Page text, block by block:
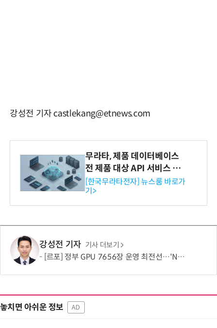
강성전 기자 castlekang@etnews.com
무라타, 제품 데이터베이스
전 제품 대상 API 서비스 제
공…73개 제품 카테고리로
확대
[한국무라타전자] 뉴스룸 바로가
기>
강성전 기자 기사 더보기
[르포] 정부 GPU 7656장 운영 최전선…'NHN 팩토리X' 가보니
놓치면 아쉬운 정보 AD